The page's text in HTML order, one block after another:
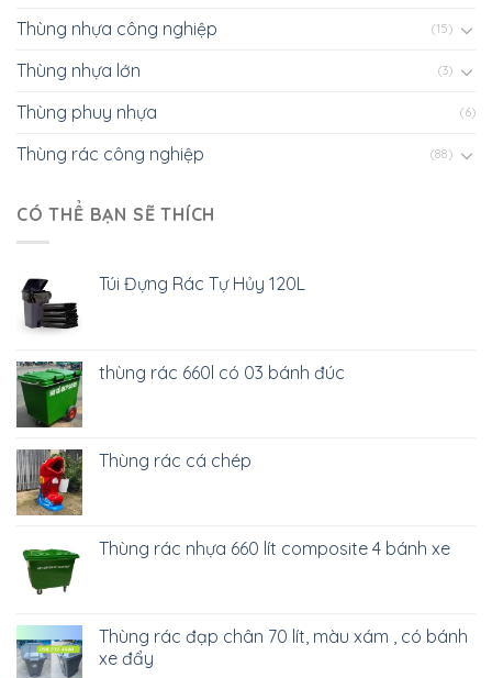
Thùng nhựa công nghiệp (15)
Thùng nhựa lớn (3)
Thùng phuy nhựa (6)
Thùng rác công nghiệp (88)
CÓ THỂ BẠN SẼ THÍCH
Túi Đựng Rác Tự Hủy 120L
thùng rác 660l có 03 bánh đúc
Thùng rác cá chép
Thùng rác nhựa 660 lít composite 4 bánh xe
Thùng rác đạp chân 70 lít, màu xám , có bánh
xe đẩy